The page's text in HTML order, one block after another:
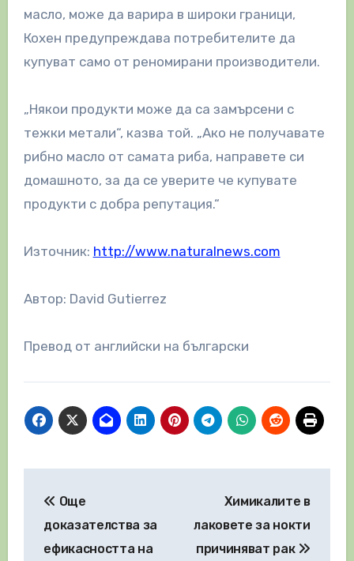
масло, може да варира в широки граници,
Кохен предупреждава потребителите да
купуват само от реномирани производители.
„Някои продукти може да са замърсени с
тежки метали“, казва той. „Ако не получавате
рибно масло от самата риба, направете си
домашното, за да се уверите че купувате
продукти с добра репутация.“
Източник: http://www.naturalnews.com
Автор: David Gutierrez
Превод от английски на български
Още
доказателства за
ефикасността на
Химикалите в
лаковете за нокти
причиняват рак